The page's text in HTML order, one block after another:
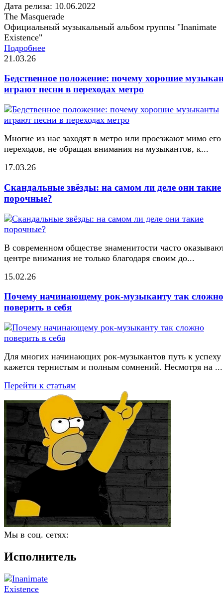
Дата релиза: 10.06.2022
The Masquerade
Официальный музыкальный альбом группы "Inanimate
Existence"
Подробнее
21.03.26
Бедственное положение: почему хорошие
играют песни в переходах метро
Многие из нас заходят в метро или проезжают мимо его
переходов, не обращая внимания на музыкантов, к...
17.03.26
Скандальные звёзды: на самом ли деле они такие
порочные?
В современном обществе знаменитости часто
центре внимания не только благодаря своим до...
15.02.26
Почему начинающему рок-музыканту так сложно
поверить в себя
Для многих начинающих рок-музыкантов путь к успеху
кажется тернистым и полным сомнений. Несмотря на ...
Перейти к статьям
Мы в соц. сетях:
Исполнитель